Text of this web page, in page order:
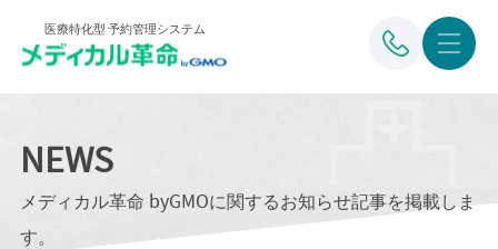
医療特化型 予約管理システム
NEWS
メディカル革命 byGMOに関するお知らせ記事を掲載しま
す。